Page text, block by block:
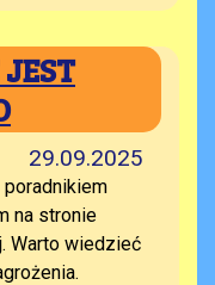
29.09.2025
poradnikiem
na stronie
Warto wiedzieć